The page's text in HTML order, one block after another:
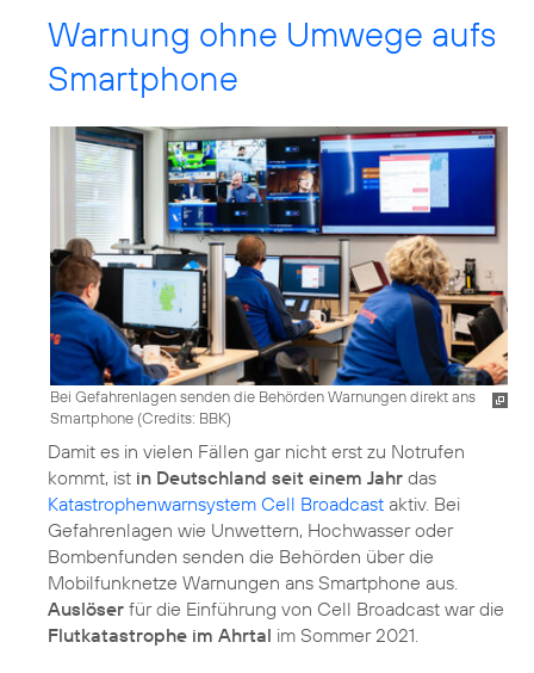
Warnung ohne Umwege aufs
Smartphone
Bei Gefahrenlagen senden die Behörden Warnungen direkt ans
Smartphone (Credits: BBK)
Damit es in vielen Fällen gar nicht erst zu Notrufen
kommt, ist in Deutschland seit einem Jahr das
Katastrophenwarnsystem Cell Broadcast aktiv. Bei
Gefahrenlagen wie Unwettern, Hochwasser oder
Bombenfunden senden die Behörden über die
Mobilfunknetze Warnungen ans Smartphone aus.
Auslöser für die Einführung von Cell Broadcast war die
Flutkatastrophe im Ahrtal im Sommer 2021.